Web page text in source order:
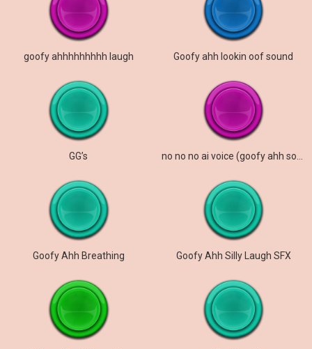
goofy ahhhhhhhhh laugh Goofy ahh lookin oof sound
GG’s
Goofy Ahh Breathing Goofy Ahh Silly Laugh SFX